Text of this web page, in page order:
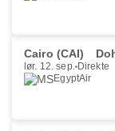
Cairo (CAI)
lør. 12. sep. Direkte
EgyptAir